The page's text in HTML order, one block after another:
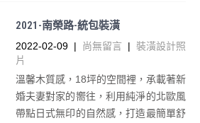
2021-南榮路-統包裝潢
2022-02-09 | 尚無留言 | 裝潢設計照
片
溫馨木質感，18坪的空間裡，承載著新
婚夫妻對家的嚮往，利用純淨的北歐風
帶點日式無印的自然感，打造最簡單舒